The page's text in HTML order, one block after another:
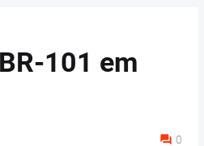
101 em
0